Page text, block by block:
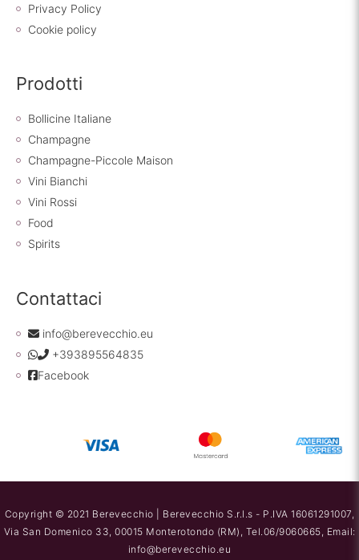
Privacy Policy
Cookie policy
Prodotti
Bollicine Italiane
Champagne
Champagne-Piccole Maison
Vini Bianchi
Vini Rossi
Food
Spirits
Contattaci
info@berevecchio.eu
+393895564835
Facebook
Copyright © 2021 Berevecchio | Berevecchio S.r.l.s - P.IVA 16061291007,
Via San Domenico 33, 00015 Monterotondo (RM), Tel.06/9060665, Email:
info@berevecchio.eu